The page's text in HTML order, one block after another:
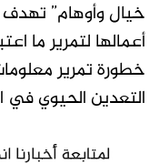
خيال وأوهام”
أعمالها لتمرير ما
خطورة تمرير
التعدين الحيوي في